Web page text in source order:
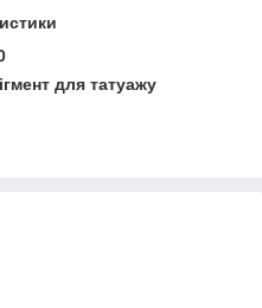
для татуажу